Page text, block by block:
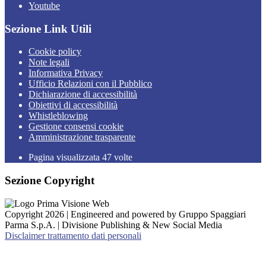
Youtube
Sezione Link Utili
Cookie policy
Note legali
Informativa Privacy
Ufficio Relazioni con il Pubblico
Dichiarazione di accessibilità
Obiettivi di accessibilità
Whistleblowing
Gestione consensi cookie
Amministrazione trasparente
Pagina visualizzata 47 volte
Sezione Copyright
Copyright 2026 | Engineered and powered by Gruppo Spaggiari
Parma S.p.A. | Divisione Publishing & New Social Media
Disclaimer trattamento dati personali